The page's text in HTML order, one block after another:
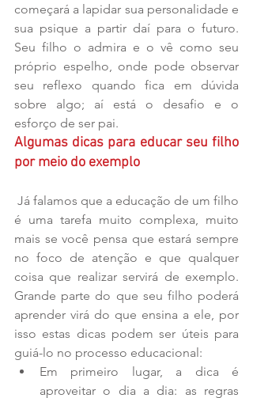
começará a lapidar sua personalidade e
sua psique a partir daí para o futuro.
Seu filho o admira e o vê como seu
próprio espelho, onde pode observar
seu reflexo quando fica em dúvida
sobre algo; aí está o desafio e o
esforço de ser pai.
Algumas dicas para educar seu filho
por meio do exemplo
é uma tarefa muito complexa, muito
mais se você pensa que estará sempre
no foco de atenção e que qualquer
coisa que realizar servirá de exemplo.
Grande parte do que seu filho poderá
aprender virá do que ensina a ele, por
isso estas dicas podem ser úteis para
guiá-lo no processo educacional:
Em primeiro lugar, a dica é
aproveitar o dia a dia: as regras